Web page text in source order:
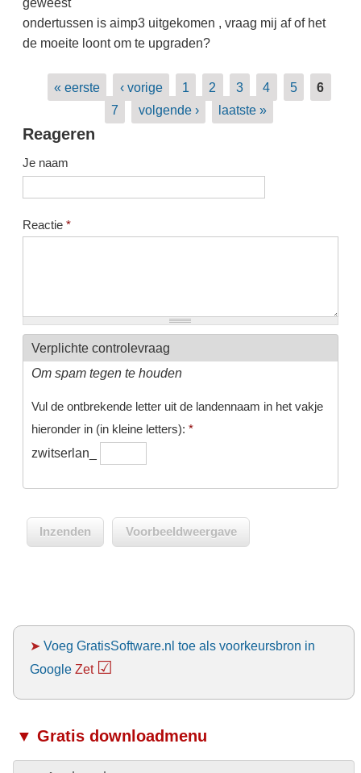
geweest
ondertussen is aimp3 uitgekomen , vraag mij af of het
de moeite loont om te upgraden?
Pagina's
« eerste ‹ vorige 1 2 3 4 5
6
7
volgende › laatste »
Reageren
Je naam
Reactie *
Verplichte controlevraag
Om spam tegen te houden
Vul de ontbrekende letter uit de landennaam in het vakje
hieronder in (in kleine letters): *
zwitserlan_
➤ Voeg GratisSoftware.nl toe als voorkeursbron in
Google Zet ☑
▼ Gratis downloadmenu